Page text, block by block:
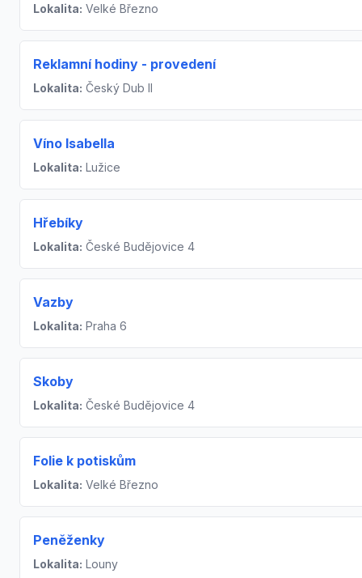
Lokalita: Velké Březno
Reklamní hodiny - provedení
Lokalita: Český Dub II
Víno Isabella
Lokalita: Lužice
Hřebíky
Lokalita: České Budějovice 4
Vazby
Lokalita: Praha 6
Skoby
Lokalita: České Budějovice 4
Folie k potiskům
Lokalita: Velké Březno
Peněženky
Lokalita: Louny